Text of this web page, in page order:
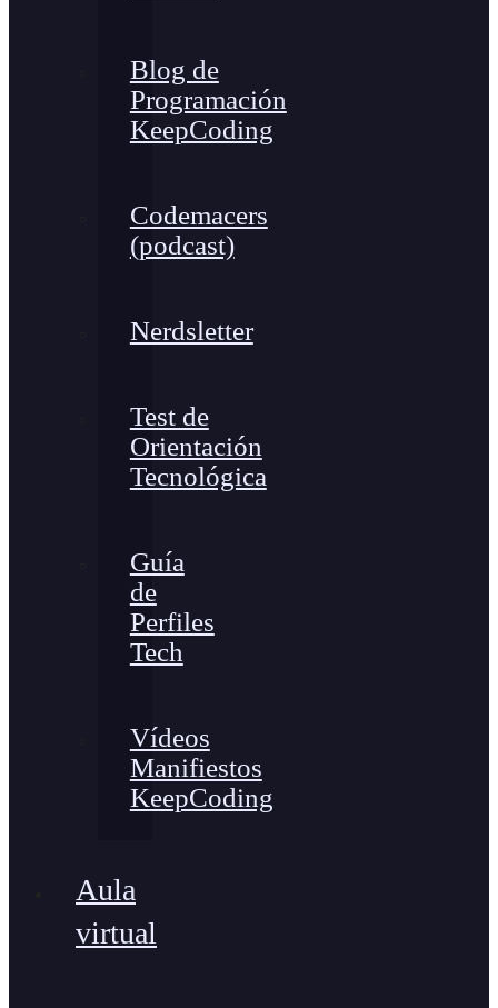
Blog de
Programación
KeepCoding
Codemacers
(podcast)
Nerdsletter
Test de
Orientación
Tecnológica
Guía
de
Perfiles
Tech
Vídeos
Manifiestos
KeepCoding
Aula
virtual